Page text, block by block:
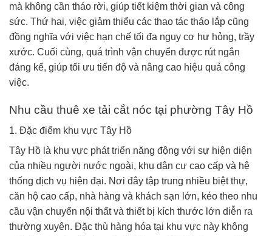
mà không cần tháo rời, giúp tiết kiệm thời gian và công
sức. Thứ hai, việc giảm thiểu các thao tác tháo lắp cũng
đồng nghĩa với việc hạn chế tối đa nguy cơ hư hỏng, trầy
xước. Cuối cùng, quá trình vận chuyển được rút ngắn
đáng kể, giúp tối ưu tiến độ và nâng cao hiệu quả công
việc.
Nhu cầu thuê xe tải cắt nóc tại phường Tây Hồ
1. Đặc điểm khu vực Tây Hồ
Tây Hồ là khu vực phát triển năng động với sự hiện diện
của nhiều người nước ngoài, khu dân cư cao cấp và hệ
thống dịch vụ hiện đại. Nơi đây tập trung nhiều biệt thự,
căn hộ cao cấp, nhà hàng và khách sạn lớn, kéo theo nhu
cầu vận chuyển nội thất và thiết bị kích thước lớn diễn ra
thường xuyên. Đặc thù hàng hóa tại khu vực này không